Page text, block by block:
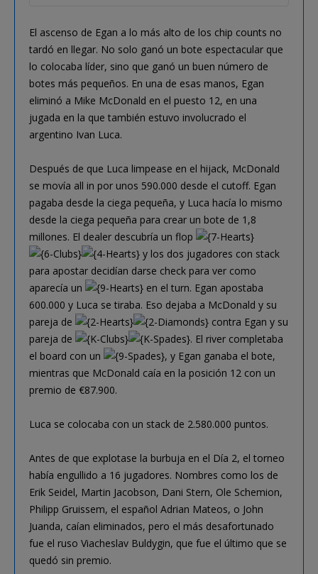
El ascenso de Egan a lo más alto de los chip counts no
tardó en llegar. No solo ganó un bote espectacular que
lo colocaba líder, sino que ganó un buen número de
botes más pequeños. En una de esas manos, Egan
eliminó a Mike McDonald en el puesto 12, en una
jugada en la que también estuvo involucrado el
argentino Ivan Luca.
Después de que Luca limpease en el hijack, McDonald
se movía all in por unos 590.000 desde el cutoff. Egan
pagaba desde la ciega pequeña, y Luca hacía lo mismo
desde la ciega pequeña para crear un bote de 1,8
millones. El dealer descubría un flop
y los dos jugadores con stack
para apostar decidían darse check para ver como
aparecía un
en el turn. Egan apostaba
600.000 y Luca se tiraba. Eso dejaba a McDonald y su
pareja de
contra Egan y su
pareja de
. El river completaba
el board con un
, y Egan ganaba el bote,
mientras que McDonald caía en la posición 12 con un
premio de €87.900.
Luca se colocaba con un stack de 2.580.000 puntos.
Antes de que explotase la burbuja en el Día 2, el torneo
había engullido a 16 jugadores. Nombres como los de
Erik Seidel, Martin Jacobson, Dani Stern, Ole Schemion,
Philipp Gruissem, el español Adrian Mateos, o John
Juanda, caían eliminados, pero el más desafortunado
fue el ruso Viacheslav Buldygin, que fue el último que se
quedó sin premio.